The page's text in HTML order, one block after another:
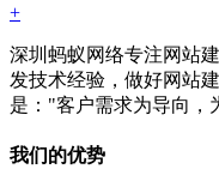
+
深圳蚂蚁网络专注网站
发技术经验，做好网站
是："客户需求为导向，
我们的优势